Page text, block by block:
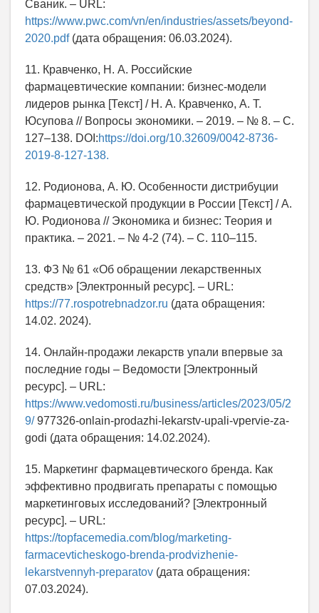
Сваник. – URL:
https://www.pwc.com/vn/en/industries/assets/beyond-
2020.pdf(дата обращения: 06.03.2024).
11. Кравченко, Н. А. Российские
фармацевтические компании: бизнес-модели
лидеров рынка [Текст] / Н. А. Кравченко, А. Т.
Юсупова // Вопросы экономики. – 2019. – № 8. – С.
127–138. DOI:https://doi.org/10.32609/0042-8736-
2019-8-127-138.
12. Родионова, А. Ю. Особенности дистрибуции
фармацевтической продукции в России [Текст] / А.
Ю. Родионова // Экономика и бизнес: Теория и
практика. – 2021. – № 4-2 (74). – С. 110–115.
13. ФЗ № 61 «Об обращении лекарственных
средств» [Электронный ресурс]. – URL:
https://77.rospotrebnadzor.ru (дата обращения:
14.02. 2024).
14. Онлайн-продажи лекарств упали впервые за
последние годы – Ведомости [Электронный
ресурс]. – URL:
https://www.vedomosti.ru/business/articles/2023/05/2
9/977326-onlain-prodazhi-lekarstv-upali-vpervie-za-
godi (дата обращения: 14.02.2024).
15. Маркетинг фармацевтического бренда. Как
эффективно продвигать препараты с помощью
маркетинговых исследований? [Электронный
ресурс]. – URL:
https://topfacemedia.com/blog/marketing-
farmacevticheskogo-brenda-prodvizhenie-
lekarstvennyh-preparatov (дата обращения:
07.03.2024).